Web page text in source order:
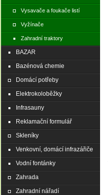
Vysavače a foukače listí
Vyžínače
Zahradní traktory
BAZAR
Bazénová chemie
Domácí potřeby
Elektrokoloběžky
Infrasauny
Reklamační formulář
Skleníky
Venkovní, domácí infrazářiče
Vodní fontánky
Zahrada
Zahradní nářadí